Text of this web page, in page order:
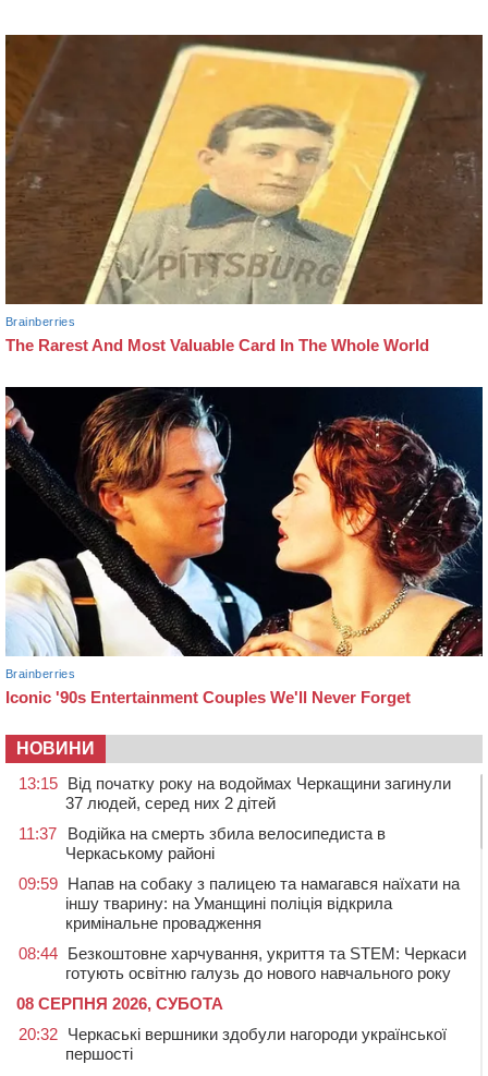
НОВИНИ
13:15 Від початку року на водоймах Черкащини загинули
37 людей, серед них 2 дітей
11:37
Водійка на смерть збила велосипедиста в
Черкаському районі
09:59 Напав на собаку з палицею та намагався наїхати на
іншу тварину: на Уманщині поліція відкрила
кримінальне провадження
08:44 Безкоштовне харчування, укриття та STEM: Черкаси
готують освітню галузь до нового навчального року
08 СЕРПНЯ 2026, СУБОТА
20:32 Черкаські вершники здобули нагороди української
першості